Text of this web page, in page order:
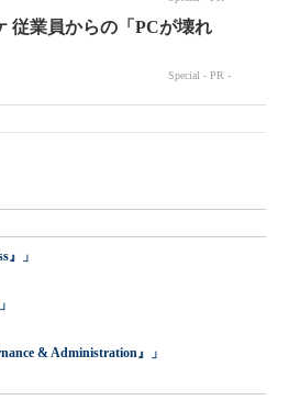
』」
& Administration』」